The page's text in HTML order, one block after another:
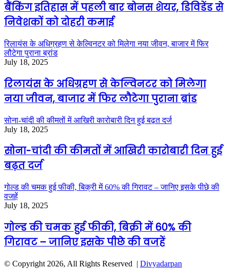
बैंकिंग इतिहास में पहली बार बोनस शेयर, डिविडेंड से
निवेशकों को दोहरी कमाई
रिलायंस के अधिग्रहण से केल्विनटर को मिलेगा नया जीवन, बाजार में फिर
लौटेगा पुराना ब्रांड
July 18, 2025
रिलायंस के अधिग्रहण से केल्विनटर को मिलेगा
नया जीवन, बाजार में फिर लौटेगा पुराना ब्रांड
सोना-चांदी की कीमतों में आखिरी कारोबारी दिन हुई बढ़त दर्ज
July 18, 2025
सोना-चांदी की कीमतों में आखिरी कारोबारी दिन हुई
बढ़त दर्ज
गोल्ड की चमक हुई फीकी, बिक्री में 60% की गिरावट – जानिए इसके पीछे की
वजहें
July 18, 2025
गोल्ड की चमक हुई फीकी, बिक्री में 60% की
गिरावट – जानिए इसके पीछे की वजहें
© Copyright 2026, All Rights Reserved | Divyadarpan